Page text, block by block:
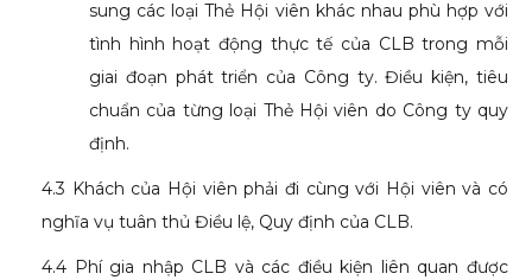
sung các loại Thẻ Hội viên khác nhau phù hợp với
tình hình hoạt động thực tế của CLB trong mỗi
giai đoạn phát triển của Công ty. Điều kiện, tiêu
chuẩn của từng loại Thẻ Hội viên do Công ty quy
định.
4.3 Khách của Hội viên phải đi cùng với Hội viên và có
nghĩa vụ tuân thủ Điều lệ, Quy định của CLB.
4.4 Phí gia nhập CLB và các điều kiện liên quan được